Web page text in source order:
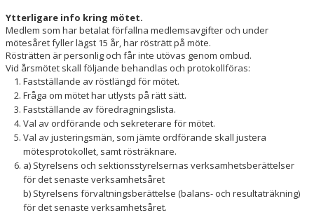
Ytterligare info kring mötet.
Medlem som har betalat förfallna medlemsavgifter och under
mötesåret fyller lägst 15 år, har rösträtt på möte.
Rösträtten är personlig och får inte utövas genom ombud.
Vid årsmötet skall följande behandlas och protokollföras:
Fastställande av röstlängd för mötet.
Fråga om mötet har utlysts på rätt sätt.
Fastställande av föredragningslista.
Val av ordförande och sekreterare för mötet.
Val av justeringsmän, som jämte ordförande skall justera
mötesprotokollet, samt rösträknare.
a) Styrelsens och sektionsstyrelsernas verksamhetsberättelser
för det senaste verksamhetsåret
b) Styrelsens förvaltningsberättelse (balans- och resultaträkning)
för det senaste verksamhetsåret.